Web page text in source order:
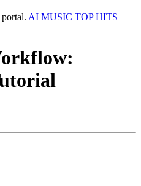
AI MUSIC TOP HITS